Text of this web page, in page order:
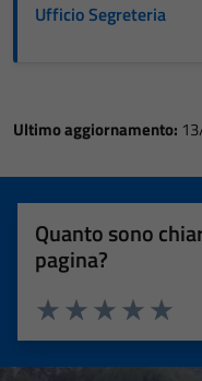
Ufficio Segreteria
Ultimo aggiornamento:
Quanto sono
pagina?
Valuta
Valuta 4
Valuta 3 stelle
Valuta 2 stelle su 5
Valuta 1 stelle su 5